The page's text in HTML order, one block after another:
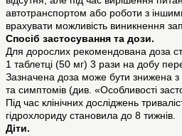
автотранспортом або роботи з
врахувати можливість виникнення
Спосіб застосування та дози.
Для дорослих рекомендована доза
1 таблетці (50 мг) 3 рази на добу
Зазначена доза може бути знижена з
та симптомів (див. «Особливості
Під час клінічних досліджень
гідрохлориду становила до 8 тижнів.
Діти.